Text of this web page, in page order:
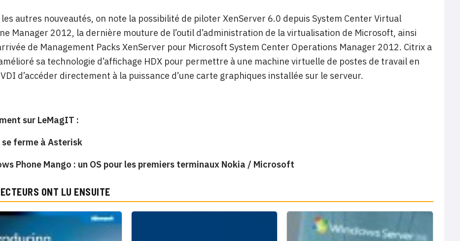
les autres nouveautés, on note la possibilité de piloter XenServer 6.0 depuis System Center Virtual
Manager 2012, la dernière mouture de l’outil d’administration de la virtualisation de Microsoft, ainsi
de Management Packs XenServer pour Microsoft System Center Operations Manager 2012. Citrix a
sa technologie d’affichage HDX pour permettre à une machine virtuelle de postes de travail en
d’accéder directement à la puissance d’une carte graphiques installée sur le serveur.
sur LeMagIT :
se ferme à Asterisk
Phone Mango : un OS pour les premiers terminaux Nokia / Microsoft
ONT LU ENSUITE